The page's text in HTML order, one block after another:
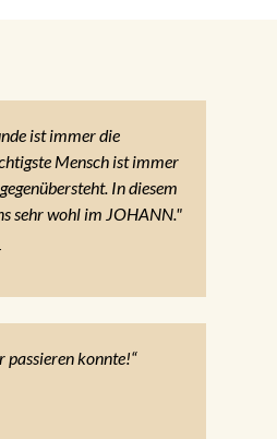
ist immer die
Mensch ist immer
In diesem
sehr wohl im JOHANN."
passieren konnte!“